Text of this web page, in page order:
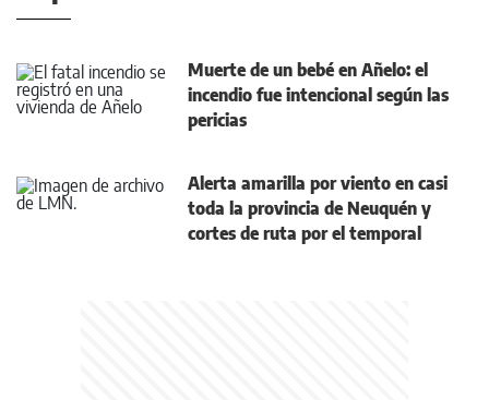
Muerte de un bebé en Añelo: el
incendio fue intencional según las
pericias
Alerta amarilla por viento en casi
toda la provincia de Neuquén y
cortes de ruta por el temporal